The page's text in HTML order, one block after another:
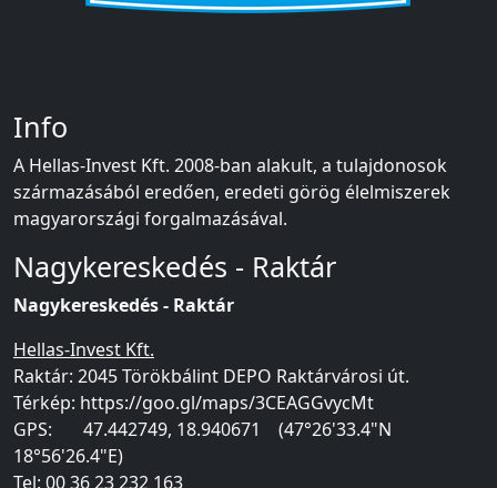
Info
A Hellas-Invest Kft. 2008-ban alakult, a tulajdonosok
származásából eredően, eredeti görög élelmiszerek
magyarországi forgalmazásával.
Nagykereskedés - Raktár
Nagykereskedés - Raktár
Hellas-Invest Kft.
Raktár: 2045 Törökbálint DEPO Raktárvárosi út.
Térkép: https://goo.gl/maps/3CEAGGvycMt
GPS: 47.442749, 18.940671 (47°26'33.4"N
18°56'26.4"E)
Tel: 00 36 23 232 163